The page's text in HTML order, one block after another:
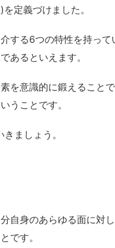
定義づけました。
する6つの特性を持って
あるといえます。
を意識的に鍛えること
うことです。
ましょう。
自身のあらゆる面に対
です。